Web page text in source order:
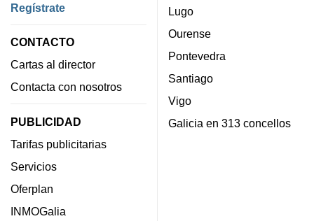
Regístrate
CONTACTO
Cartas al director
Contacta con nosotros
PUBLICIDAD
Tarifas publicitarias
Servicios
Oferplan
INMOGalia
Lugo
Ourense
Pontevedra
Santiago
Vigo
Galicia en 313 concellos